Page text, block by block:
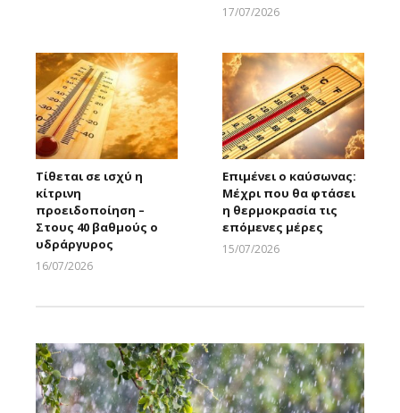
17/07/2026
Τίθεται σε ισχύ η
κίτρινη
προειδοποίηση –
Στους 40 βαθμούς ο
υδράργυρος
16/07/2026
Επιμένει ο καύσωνας:
Μέχρι που θα φτάσει
η θερμοκρασία τις
επόμενες μέρες
15/07/2026